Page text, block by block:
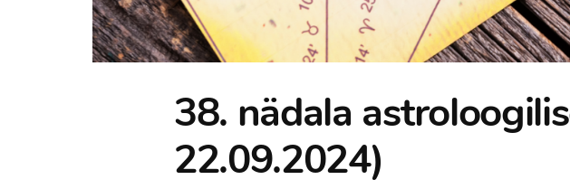
38. nädala
22.09.2024)